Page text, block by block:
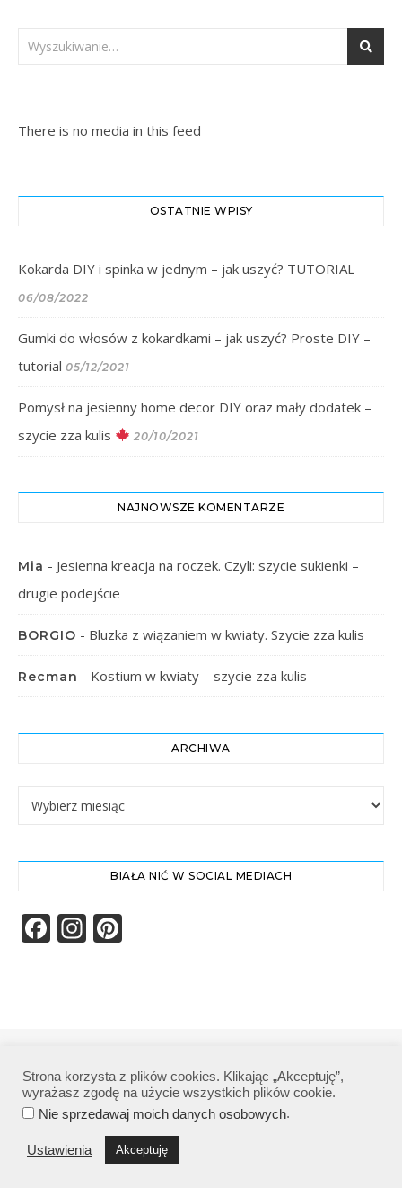
There is no media in this feed
OSTATNIE WPISY
Kokarda DIY i spinka w jednym – jak uszyć? TUTORIAL
06/08/2022
Gumki do włosów z kokardkami – jak uszyć? Proste DIY –
tutorial 05/12/2021
Pomysł na jesienny home decor DIY oraz mały dodatek –
szycie zza kulis
20/10/2021
NAJNOWSZE KOMENTARZE
Mia - Jesienna kreacja na roczek. Czyli: szycie sukienki –
drugie podejście
BORGIO - Bluzka z wiązaniem w kwiaty. Szycie zza kulis
Recman - Kostium w kwiaty – szycie zza kulis
ARCHIWA
BIAŁA NIĆ W SOCIAL MEDIACH
Facebook
Instagram
Polityka prywatności
POWRÓT NA GÓRĘ
Strona korzysta z plików cookies. Klikając „Akceptuję”,
wyrażasz zgodę na użycie wszystkich plików cookie.
Nie sprzedawaj moich danych osobowych.
Ustawienia Akceptuję